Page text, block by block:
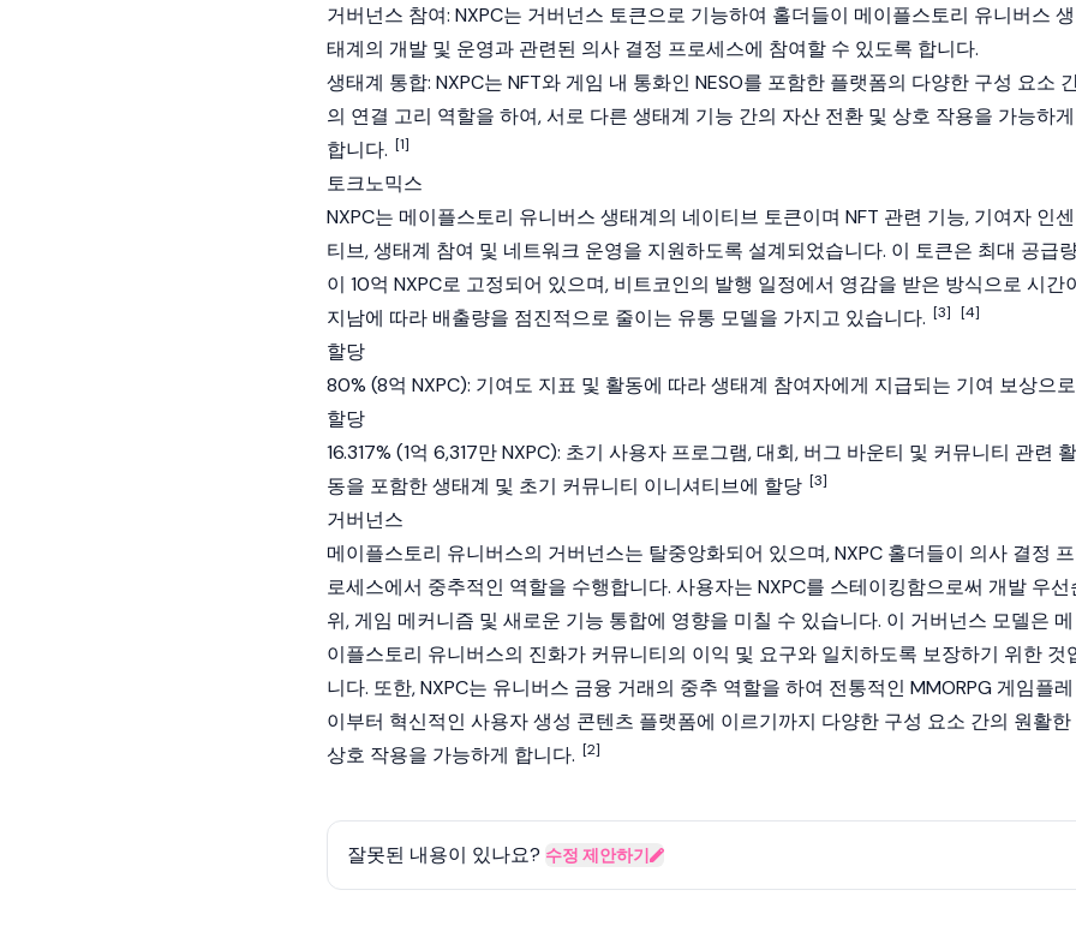
거버넌스 참여: NXPC는 거버넌스 토큰으로 기능하여 홀더들이 메이플스토리 유니버스 생
태계의 개발 및 운영과 관련된 의사 결정 프로세스에 참여할 수 있도록 합니다.
생태계 통합: NXPC는 NFT와 게임 내 통화인 NESO를 포함한 플랫폼의 다양한 구성 요소
의 연결 고리 역할을 하여, 서로 다른 생태계 기능 간의 자산 전환 및 상호 작용을 가능하게
합니다. [1]
토크노믹스
NXPC는 메이플스토리 유니버스 생태계의 네이티브 토큰이며 NFT 관련 기능, 기여자 인센
티브, 생태계 참여 및 네트워크 운영을 지원하도록 설계되었습니다. 이 토큰은 최대 공급
이 10억 NXPC로 고정되어 있으며, 비트코인의 발행 일정에서 영감을 받은 방식으로 시간
지남에 따라 배출량을 점진적으로 줄이는 유통 모델을 가지고 있습니다. [3] [4]
할당
80% (8억 NXPC): 기여도 지표 및 활동에 따라 생태계 참여자에게 지급되는 기여 보상으로
할당
16.317% (1억 6,317만 NXPC): 초기 사용자 프로그램, 대회, 버그 바운티 및 커뮤니티 관련 활
동을 포함한 생태계 및 초기 커뮤니티 이니셔티브에 할당 [3]
거버넌스
메이플스토리 유니버스의 거버넌스는 탈중앙화되어 있으며, NXPC 홀더들이 의사 결정 프
로세스에서 중추적인 역할을 수행합니다. 사용자는 NXPC를 스테이킹함으로써 개발 우선
위, 게임 메커니즘 및 새로운 기능 통합에 영향을 미칠 수 있습니다. 이 거버넌스 모델은 메
이플스토리 유니버스의 진화가 커뮤니티의 이익 및 요구와 일치하도록 보장하기 위한 것
니다. 또한, NXPC는 유니버스 금융 거래의 중추 역할을 하여 전통적인 MMORPG 게임플레
이부터 혁신적인 사용자 생성 콘텐츠 플랫폼에 이르기까지 다양한 구성 요소 간의 원활한
상호 작용을 가능하게 합니다. [2]
잘못된 내용이 있나요? 수정 제안하기